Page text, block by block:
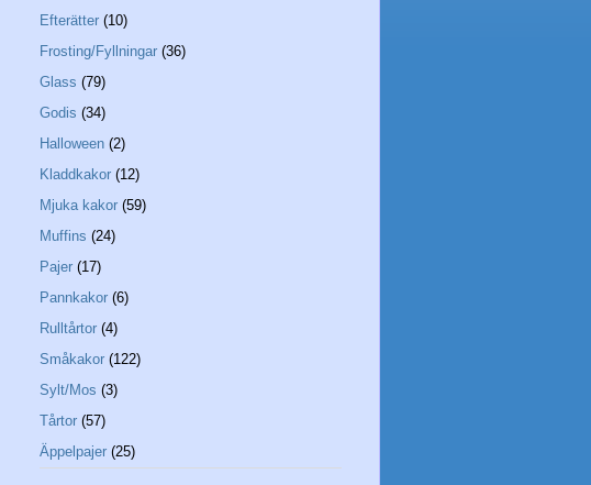
Efterätter (10)
Frosting/Fyllningar (36)
Glass (79)
Godis (34)
Halloween (2)
Kladdkakor (12)
Mjuka kakor (59)
Muffins (24)
Pajer (17)
Pannkakor (6)
Rulltårtor (4)
Småkakor (122)
Sylt/Mos (3)
Tårtor (57)
Äppelpajer (25)